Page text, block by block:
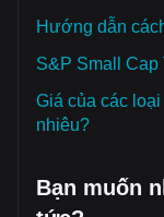
Hướng dẫn
S&P Small Cap
Giá của các
nhiêu?
Bạn muốn